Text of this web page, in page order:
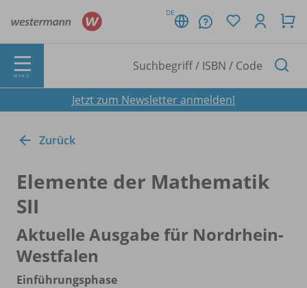
DE
MENÜ
Jetzt zum Newsletter anmelden!
Zurück
Elemente der Mathematik
SII
Aktuelle Ausgabe für Nordrhein-
Westfalen
Einführungsphase